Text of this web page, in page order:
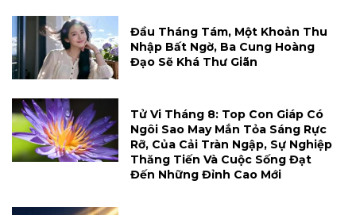
Đầu Tháng Tám, Một Khoản Thu
Nhập Bất Ngờ, Ba Cung Hoàng
Đạo Sẽ Khá Thư Giãn
Tử Vi Tháng 8: Top Con Giáp Có
Ngôi Sao May Mắn Tỏa Sáng Rực
Rỡ, Của Cải Tràn Ngập, Sự Nghiệp
Thăng Tiến Và Cuộc Sống Đạt
Đến Những Đỉnh Cao Mới